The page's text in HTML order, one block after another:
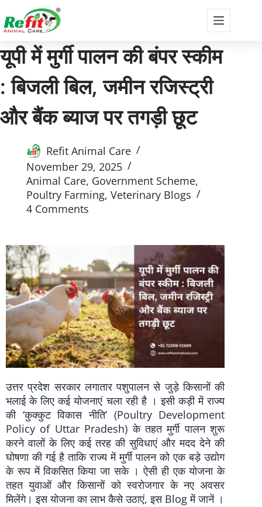
यूपी में मुर्गी पालन की बंपर स्कीम
: बिजली बिल, जमीन रजिस्ट्री
और बैंक ब्याज पर तगड़ी छूट
Refit Animal Care
November 29, 2025
Animal Care, Government Scheme,
Poultry Farming, Veterinary Blogs
4 Comments
उत्तर प्रदेश सरकार लगातार पशुपालन से जुड़े किसानों की
भलाई के लिए कई योजनाएं चला रही है । इसी कड़ी में राज्य
की ‘कुक्कुट विकास नीति’ (Poultry Development
Policy of Uttar Pradesh) के तहत मुर्गी पालन शुरू
करने वालों के लिए कई तरह की सुविधाएं और मदद देने की
घोषणा की गई है ताकि राज्य में मुर्गी पालन को एक बड़े उद्योग
के रूप में विकसित किया जा सके । ऐसी ही एक योजना के
तहत युवाओं और किसानों को स्वरोजगार के नए अवसर
मिलेंगे। इस योजना का लाभ कैसे उठाएं, इस Blog में जानें ।